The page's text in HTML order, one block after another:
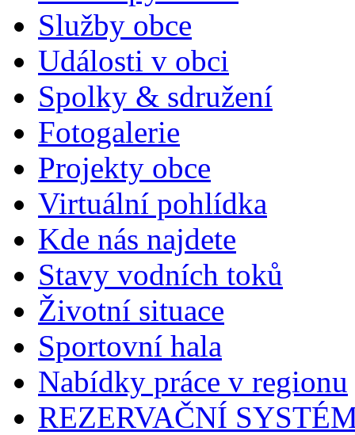
Služby obce
Události v obci
Spolky & sdružení
Fotogalerie
Projekty obce
Virtuální pohlídka
Kde nás najdete
Stavy vodních toků
Životní situace
Sportovní hala
Nabídky práce v regionu
REZERVAČNÍ